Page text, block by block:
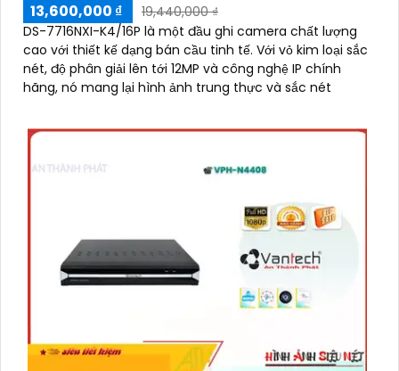
13,600,000 ₫
19,440,000 ₫
DS-7716NXI-K4/16P là một đầu ghi camera chất lượng
cao với thiết kế dạng bán cầu tinh tế. Với vỏ kim loại sắc
nét, độ phân giải lên tới 12MP và công nghệ IP chính
hãng, nó mang lại hình ảnh trung thực và sắc nét